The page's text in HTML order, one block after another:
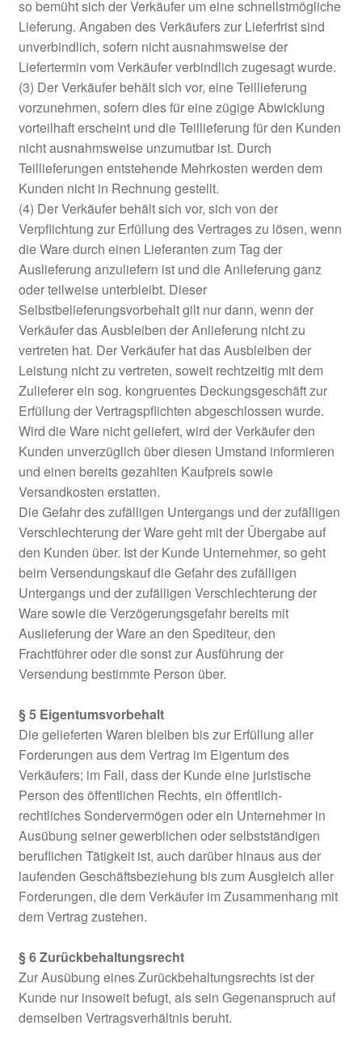
so bemüht sich der Verkäufer um eine schnellstmögliche
Lieferung. Angaben des Verkäufers zur Lieferfrist sind
unverbindlich, sofern nicht ausnahmsweise der
Liefertermin vom Verkäufer verbindlich zugesagt wurde.
(3) Der Verkäufer behält sich vor, eine Teillieferung
vorzunehmen, sofern dies für eine zügige Abwicklung
vorteilhaft erscheint und die Teillieferung für den Kunden
nicht ausnahmsweise unzumutbar ist. Durch
Teillieferungen entstehende Mehrkosten werden dem
Kunden nicht in Rechnung gestellt.
(4) Der Verkäufer behält sich vor, sich von der
Verpflichtung zur Erfüllung des Vertrages zu lösen, wenn
die Ware durch einen Lieferanten zum Tag der
Auslieferung anzuliefern ist und die Anlieferung ganz
oder teilweise unterbleibt. Dieser
Selbstbelieferungsvorbehalt gilt nur dann, wenn der
Verkäufer das Ausbleiben der Anlieferung nicht zu
vertreten hat. Der Verkäufer hat das Ausbleiben der
Leistung nicht zu vertreten, soweit rechtzeitig mit dem
Zulieferer ein sog. kongruentes Deckungsgeschäft zur
Erfüllung der Vertragspflichten abgeschlossen wurde.
Wird die Ware nicht geliefert, wird der Verkäufer den
Kunden unverzüglich über diesen Umstand informieren
und einen bereits gezahlten Kaufpreis sowie
Versandkosten erstatten.
Die Gefahr des zufälligen Untergangs und der zufälligen
Verschlechterung der Ware geht mit der Übergabe auf
den Kunden über. Ist der Kunde Unternehmer, so geht
beim Versendungskauf die Gefahr des zufälligen
Untergangs und der zufälligen Verschlechterung der
Ware sowie die Verzögerungsgefahr bereits mit
Auslieferung der Ware an den Spediteur, den
Frachtführer oder die sonst zur Ausführung der
Versendung bestimmte Person über.
§ 5 Eigentumsvorbehalt
Die gelieferten Waren bleiben bis zur Erfüllung aller
Forderungen aus dem Vertrag im Eigentum des
Verkäufers; im Fall, dass der Kunde eine juristische
Person des öffentlichen Rechts, ein öffentlich-
rechtliches Sondervermögen oder ein Unternehmer in
Ausübung seiner gewerblichen oder selbstständigen
beruflichen Tätigkeit ist, auch darüber hinaus aus der
laufenden Geschäftsbeziehung bis zum Ausgleich aller
Forderungen, die dem Verkäufer im Zusammenhang mit
dem Vertrag zustehen.
§ 6 Zurückbehaltungsrecht
Zur Ausübung eines Zurückbehaltungsrechts ist der
Kunde nur insoweit befugt, als sein Gegenanspruch auf
demselben Vertragsverhältnis beruht.